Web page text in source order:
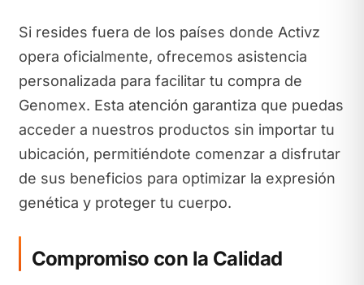
Si resides fuera de los países donde Activz
opera oficialmente, ofrecemos asistencia
personalizada para facilitar tu compra de
Genomex. Esta atención garantiza que puedas
acceder a nuestros productos sin importar tu
ubicación, permitiéndote comenzar a disfrutar
de sus beneficios para optimizar la expresión
genética y proteger tu cuerpo.
Compromiso con la Calidad